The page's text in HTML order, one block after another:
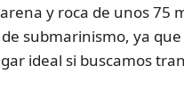
y roca de unos 75
submarinismo, ya
ideal si buscamos